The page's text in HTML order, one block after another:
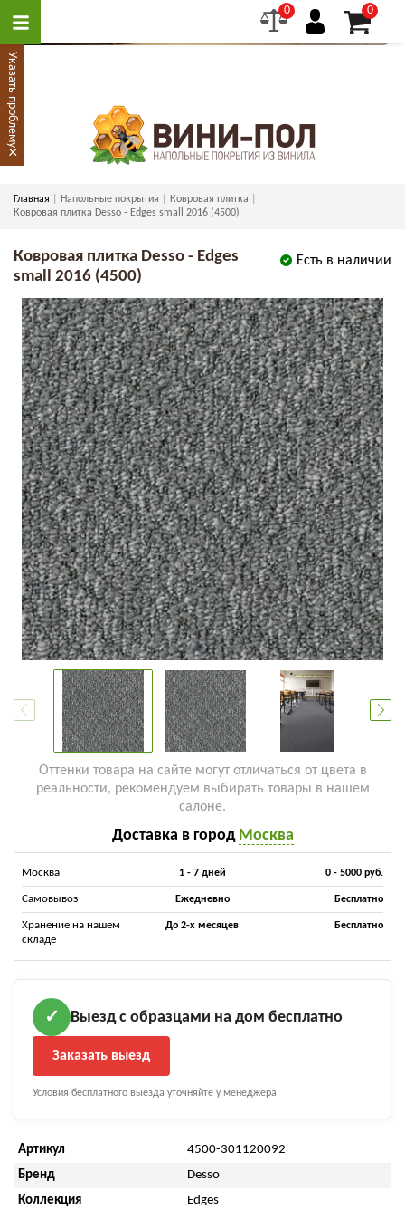
0 0
Главная Напольные покрытия
Ковровая плитка
Ковровая плитка Desso - Edges small 2016 (4500)
Есть в наличии
Ковровая плитка Desso - Edges
small 2016 (4500)
Оттенки товара на сайте могут отличаться от цвета в
реальности, рекомендуем выбирать товары в нашем
салоне.
Доставка в город Москва
Москва 1 - 7 дней 0 - 5000 руб.
Самовывоз Ежедневно Бесплатно
Хранение на нашем
складе
До 2-х месяцев Бесплатно
✓ Выезд с образцами на дом бесплатно
Заказать выезд
Условия бесплатного выезда уточняйте у менеджера
Артикул
4500-301120092
Бренд
Desso
Коллекция
Edges
Указать проблему
×